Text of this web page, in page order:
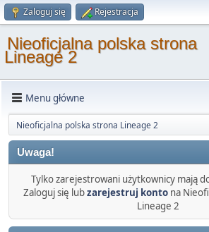
Zaloguj się Rejestracja
Nieoficjalna polska strona
Lineage 2
Menu główne
Nieoficjalna polska strona Lineage 2
Uwaga!
Tylko zarejestrowani użytkownicy mają
Zaloguj się lubzarejestruj konto na
Lineage 2